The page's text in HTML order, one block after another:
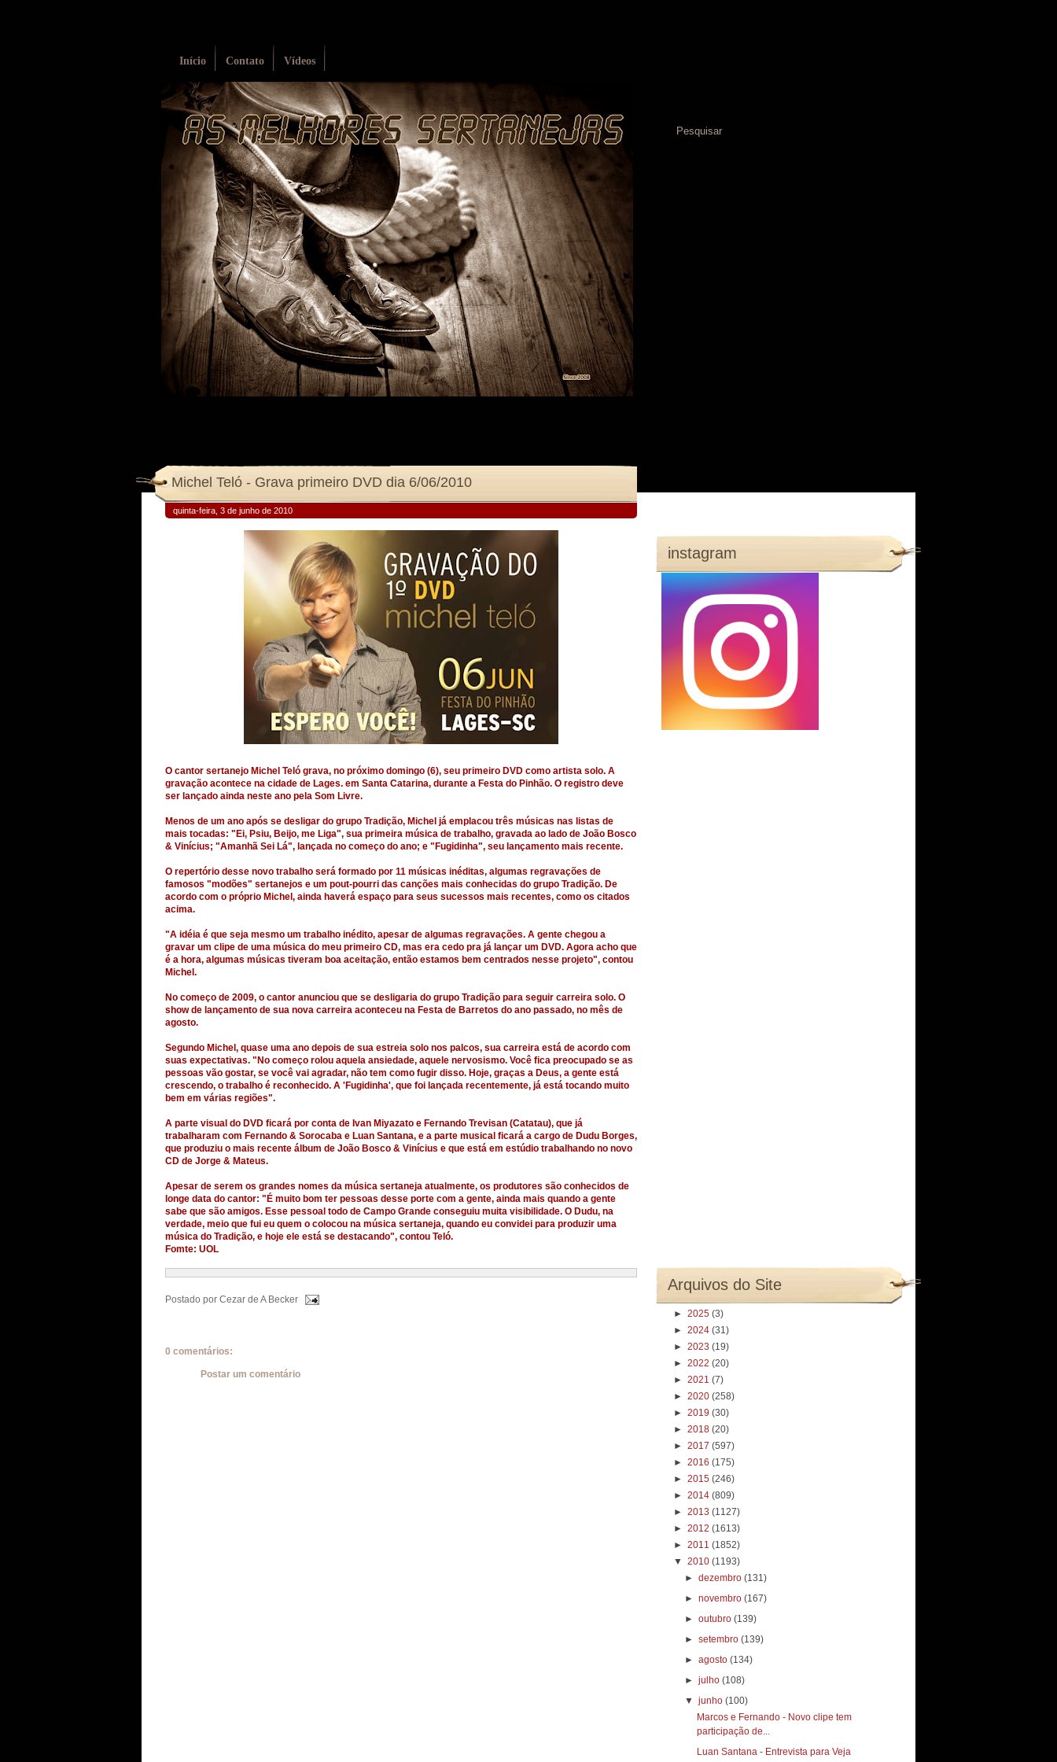
Início Contato Vídeos
Michel Teló - Grava primeiro DVD dia 6/06/2010
quinta-feira, 3 de junho de 2010
O cantor sertanejo Michel Teló grava, no próximo domingo (6), seu primeiro DVD como artista solo. A
gravação acontece na cidade de Lages. em Santa Catarina, durante a Festa do Pinhão. O registro deve
ser lançado ainda neste ano pela Som Livre.
Menos de um ano após se desligar do grupo Tradição, Michel já emplacou três músicas nas listas de
mais tocadas: "Ei, Psiu, Beijo, me Liga", sua primeira música de trabalho, gravada ao lado de João Bosco
& Vinícius; "Amanhã Sei Lá", lançada no começo do ano; e "Fugidinha", seu lançamento mais recente.
O repertório desse novo trabalho será formado por 11 músicas inéditas, algumas regravações de
famosos "modões" sertanejos e um pout-pourri das canções mais conhecidas do grupo Tradição. De
acordo com o próprio Michel, ainda haverá espaço para seus sucessos mais recentes, como os citados
acima.
"A idéia é que seja mesmo um trabalho inédito, apesar de algumas regravações. A gente chegou a
gravar um clipe de uma música do meu primeiro CD, mas era cedo pra já lançar um DVD. Agora acho que
é a hora, algumas músicas tiveram boa aceitação, então estamos bem centrados nesse projeto", contou
Michel.
No começo de 2009, o cantor anunciou que se desligaria do grupo Tradição para seguir carreira solo. O
show de lançamento de sua nova carreira aconteceu na Festa de Barretos do ano passado, no mês de
agosto.
Segundo Michel, quase uma ano depois de sua estreia solo nos palcos, sua carreira está de acordo com
suas expectativas. "No começo rolou aquela ansiedade, aquele nervosismo. Você fica preocupado se as
pessoas vão gostar, se você vai agradar, não tem como fugir disso. Hoje, graças a Deus, a gente está
crescendo, o trabalho é reconhecido. A 'Fugidinha', que foi lançada recentemente, já está tocando muito
bem em várias regiões".
A parte visual do DVD ficará por conta de Ivan Miyazato e Fernando Trevisan (Catatau), que já
trabalharam com Fernando & Sorocaba e Luan Santana, e a parte musical ficará a cargo de Dudu Borges,
que produziu o mais recente álbum de João Bosco & Vinícius e que está em estúdio trabalhando no novo
CD de Jorge & Mateus.
Apesar de serem os grandes nomes da música sertaneja atualmente, os produtores são conhecidos de
longe data do cantor: "É muito bom ter pessoas desse porte com a gente, ainda mais quando a gente
sabe que são amigos. Esse pessoal todo de Campo Grande conseguiu muita visibilidade. O Dudu, na
verdade, meio que fui eu quem o colocou na música sertaneja, quando eu convidei para produzir uma
música do Tradição, e hoje ele está se destacando", contou Teló.
Fomte: UOL
Postado por Cezar de A Becker
0 comentários:
Postar um comentário
instagram
Arquivos do Site
► 2025 (3)
► 2024 (31)
► 2023 (19)
► 2022 (20)
► 2021 (7)
► 2020 (258)
► 2019 (30)
► 2018 (20)
► 2017 (597)
► 2016 (175)
► 2015 (246)
► 2014 (809)
► 2013 (1127)
► 2012 (1613)
► 2011 (1852)
▼ 2010 (1193)
►dezembro(131)
►novembro(167)
►outubro(139)
►setembro(139)
►agosto(134)
►julho(108)
▼junho(100)
Marcos e Fernando - Novo clipe tem
participação de...
Luan Santana - Entrevista para Veja